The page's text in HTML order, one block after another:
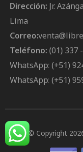
Dirección: Jr.
Lima
Correo:
Teléfono: (01) 337
WhatsApp: (+51)
WhatsApp: (+51)
© Copyright